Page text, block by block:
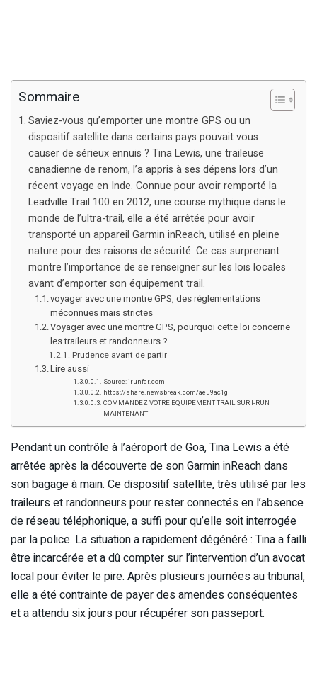
Sommaire
Saviez-vous qu’emporter une montre GPS ou un
dispositif satellite dans certains pays pouvait vous
causer de sérieux ennuis ? Tina Lewis, une traileuse
canadienne de renom, l’a appris à ses dépens lors d’un
récent voyage en Inde. Connue pour avoir remporté la
Leadville Trail 100 en 2012, une course mythique dans le
monde de l’ultra-trail, elle a été arrêtée pour avoir
transporté un appareil Garmin inReach, utilisé en pleine
nature pour des raisons de sécurité. Ce cas surprenant
montre l’importance de se renseigner sur les lois locales
avant d’emporter son équipement trail.
voyager avec une montre GPS, des réglementations
méconnues mais strictes
Voyager avec une montre GPS, pourquoi cette loi concerne
les traileurs et randonneurs ?
Prudence avant de partir
Lire aussi
Source: irunfar.com
https://share.newsbreak.com/aeu9ac1g
COMMANDEZ VOTRE EQUIPEMENT TRAIL SUR I-RUN
MAINTENANT
Pendant un contrôle à l’aéroport de Goa, Tina Lewis a été
arrêtée après la découverte de son Garmin inReach dans
son bagage à main. Ce dispositif satellite, très utilisé par les
traileurs et randonneurs pour rester connectés en l’absence
de réseau téléphonique, a suffi pour qu’elle soit interrogée
par la police. La situation a rapidement dégénéré : Tina a failli
être incarcérée et a dû compter sur l’intervention d’un avocat
local pour éviter le pire. Après plusieurs journées au tribunal,
elle a été contrainte de payer des amendes conséquentes
et a attendu six jours pour récupérer son passeport.